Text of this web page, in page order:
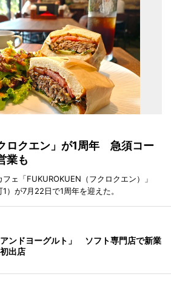
ロクエン」が1周年 急須コー
業も
ェ「FUKUROKUEN（フクロクエン）」
）が7月22日で1周年を迎えた。
ンドヨーグルト」 ソフト専門店で新業
出店